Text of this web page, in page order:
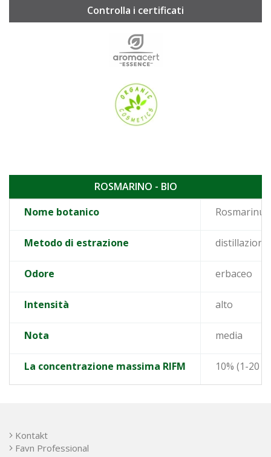
Controlla i certificati
ROSMARINO - BIO
Nome botanico
Metodo di estrazione
Odore erbaceo
Intensità alto
Nota media
La concentrazione massima RIFM 10% (1-20
Kontakt
Favn Professional